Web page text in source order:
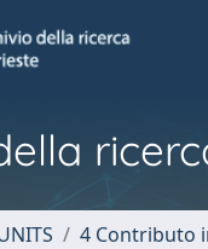
4 Contributo